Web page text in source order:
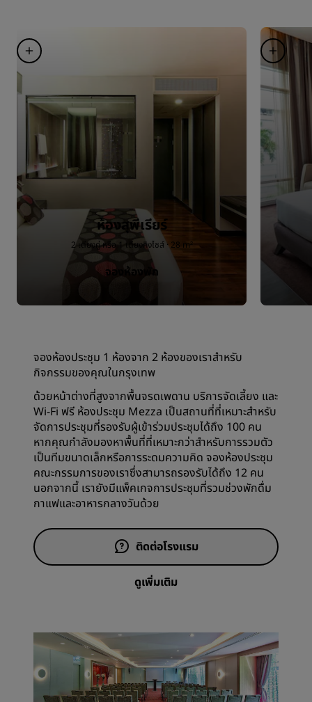
ห้องสุพีเรียร์
2 เตียงคู่ หรือ 1 เตียงคิงไซส์ · 28 m²
จองห้องพัก
จองห้องประชุม 1 ห้องจาก 2 ห้องของเราสำหรับ
กิจกรรมของคุณในกรุงเทพ
ด้วยหน้าต่างที่สูงจากพื้นจรดเพดาน บริการจัดเลี้ยง และ
Wi-Fi ฟรี ห้องประชุม Mezza เป็นสถานที่ที่เหมาะสำหรับ
จัดการประชุมที่รองรับผู้เข้าร่วมประชุมได้ถึง 100 คน
หากคุณกำลังมองหาพื้นที่ที่เหมาะกว่าสำหรับการรวมตัว
เป็นทีมขนาดเล็กหรือการระดมความคิด จองห้องประชุม
คณะกรรมการของเราซึ่งสามารถรองรับได้ถึง 12 คน
นอกจากนี้ เรายังมีแพ็คเกจการประชุมที่รวมช่วงพักดื่ม
กาแฟและอาหารกลางวันด้วย
ติดต่อโรงแรม
ดูเพิ่มเติม